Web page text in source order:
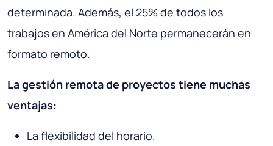
determinada. Además, el 25% de todos los
trabajos en América del Norte permanecerán en
formato remoto.
La gestión remota de proyectos tiene muchas
ventajas:
La flexibilidad del horario.